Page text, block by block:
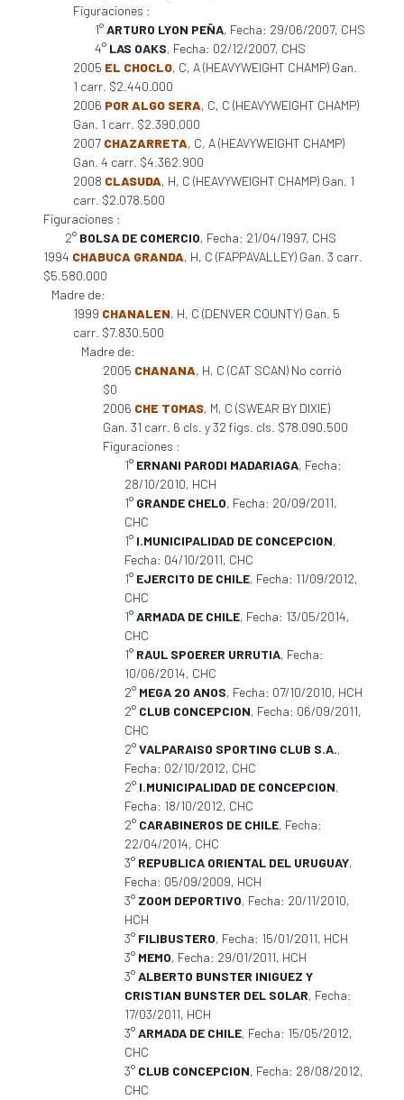
Figuraciones :
1°ARTURO LYON PEÑA, Fecha: 29/06/2007, CHS
4° LAS OAKS, Fecha: 02/12/2007, CHS
2005 EL CHOCLO, C, A (HEAVYWEIGHT CHAMP) Gan.
1 carr. $2.440.000
2006 POR ALGO SERA, C, C (HEAVYWEIGHT CHAMP)
Gan. 1 carr. $2.390.000
2007 CHAZARRETA, C, A (HEAVYWEIGHT CHAMP)
Gan. 4 carr. $4.362.900
2008 CLASUDA, H, C (HEAVYWEIGHT CHAMP) Gan. 1
carr. $2.078.500
Figuraciones :
2° BOLSA DE COMERCIO, Fecha: 21/04/1997, CHS
1994 CHABUCA GRANDA, H, C (FAPPAVALLEY) Gan. 3 carr.
$5.580.000
Madre de:
1999 CHANALEN, H, C (DENVER COUNTY) Gan. 5
carr. $7.830.500
Madre de:
2005 CHANANA, H, C (CAT SCAN) No corrió
$0
2006 CHE TOMAS, M, C (SWEAR BY DIXIE)
Gan. 31 carr. 6 cls. y 32 figs. cls. $78.090.500
Figuraciones :
1° ERNANI PARODI MADARIAGA, Fecha:
28/10/2010, HCH
1° GRANDE CHELO, Fecha: 20/09/2011,
CHC
1° I.MUNICIPALIDAD DE CONCEPCION,
Fecha: 04/10/2011, CHC
1° EJERCITO DE CHILE, Fecha: 11/09/2012,
CHC
1°ARMADA DE CHILE, Fecha: 13/05/2014,
CHC
1° RAUL SPOERER URRUTIA, Fecha:
10/06/2014, CHC
2° MEGA 20 ANOS, Fecha: 07/10/2010, HCH
2° CLUB CONCEPCION, Fecha: 06/09/2011,
CHC
2°VALPARAISO SPORTING CLUB S.A.,
Fecha: 02/10/2012, CHC
2° I.MUNICIPALIDAD DE CONCEPCION,
Fecha: 18/10/2012, CHC
2° CARABINEROS DE CHILE, Fecha:
22/04/2014, CHC
3° REPUBLICA ORIENTAL DEL URUGUAY,
Fecha: 05/09/2009, HCH
3° ZOOM DEPORTIVO, Fecha: 20/11/2010,
HCH
3° FILIBUSTERO, Fecha: 15/01/2011, HCH
3° MEMO, Fecha: 29/01/2011, HCH
3°ALBERTO BUNSTER INIGUEZ Y
CRISTIAN BUNSTER DEL SOLAR, Fecha:
17/03/2011, HCH
3°ARMADA DE CHILE, Fecha: 15/05/2012,
CHC
3° CLUB CONCEPCION, Fecha: 28/08/2012,
CHC